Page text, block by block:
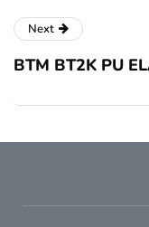
Next
BTM BT2K PU